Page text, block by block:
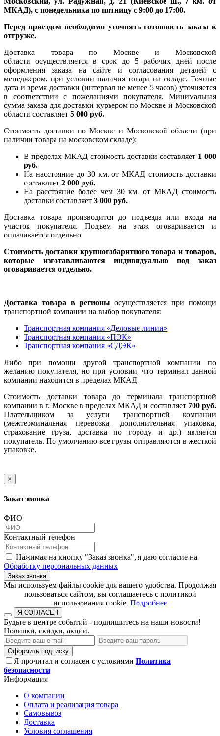
МКАД), с понедельника по пятницу с 9:00 до 17:00.
Перед приездом необходимо уточнять готовность заказа к
отгрузке.
Доставка товара по Москве и Московской
области осуществляется в срок до 5 рабочих дней после
оформления заказа на сайте и согласования деталей с
менеджером, при условии наличия товара на складе. Точные
дата и время доставки (интервал не менее 5 часов) уточняется
в соответствии с пожеланиями покупателя. Минимальная
сумма заказа для доставки курьером по Москве и Московской
области составляет 5 000 руб.
Стоимость доставки по Москве и Московской области (при
наличии товара на московском складе):
В пределах МКАД стоимость доставки составляет 1 000
руб.
На насcтояние до 30 км. от МКАД стоимость доставки
составляет 2 000 руб.
На расстояние более чем 30 км. от МКАД стоимость
доставки составляет 3 000 руб.
Доставка товара производится до подъезда или входа на
участок покупателя. Подъем на этаж оговаривается и
оплачивается отдельно.
Стоимость доставки крупногабаритного товара и товаров,
которые изготавливаются индивидуально под заказ
оговаривается отдельно.
Доставка товара в регионы осуществляется при помощи
транспортной компании на выбор покупателя:
Транспортная компания «Деловые линии»
Транспортная компания «ПЭК»
Транспортная компания «СДЭК»
Либо при помощи другой транспортной компании по
желанию покупателя, но при условии, что терминал данной
компании находится в пределах МКАД.
Стоимость доставки товара до терминала транспортной
компании в г. Москве в пределах МКАД и составляет 700 руб.
Плательщиком за услуги транспортной компании
(межтерминальная перевозка, дополнительная упаковка,
страхование груза, доставка по городу и др.) является
покупатель. По умолчанию все грузы отправляются в жесткой
упаковке.
×
Заказ звонка
ФИО
Контактный телефон
Нажимая на кнопку "Заказ звонка", я даю согласие на
Обработку персональных данных
Заказ звонка
​​​​​​​Мы используем файлы cookie для вашего удобства. Продолжая
пользоваться сайтом, вы соглашаетесь с политикой
использования cookie.​​​​​​​ Подробнее
Я СОГЛАСЕН
Будьте в центре событий - подпишитесь на наши новости!
Новинки, скидки, акции.
Оформить подписку
Я прочитал и согласен с условиями Политика
безопасности
Информация
О компании
Оплата и реализация товара
Самовывоз
Доставка
Условия соглашения